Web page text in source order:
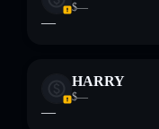
$—
—
HARRY
$—
—